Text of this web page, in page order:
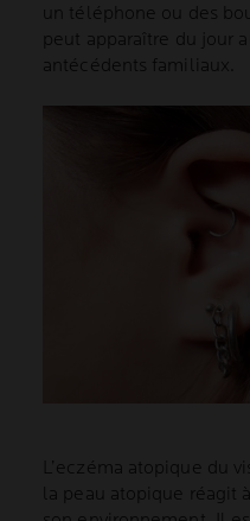
un téléphone ou des
peut apparaître du jour
antécédents familiaux.
L’eczéma atopique du
la peau atopique réagit